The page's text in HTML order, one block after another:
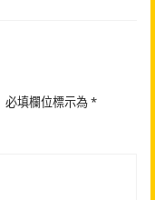
必填欄位標示為*